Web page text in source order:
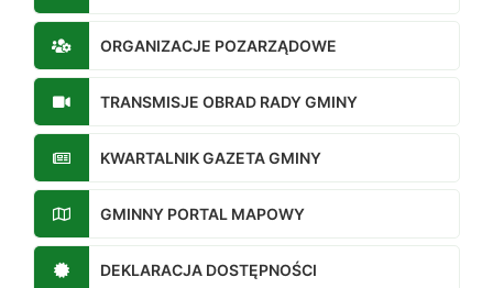
ORGANIZACJE POZARZĄDOWE
TRANSMISJE OBRAD RADY GMINY
KWARTALNIK GAZETA GMINY
GMINNY PORTAL MAPOWY
DEKLARACJA DOSTĘPNOŚCI